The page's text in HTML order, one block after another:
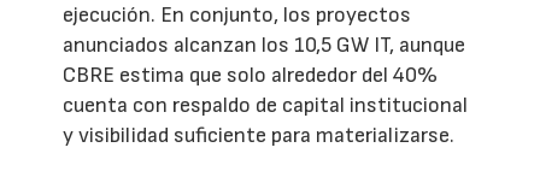
ejecución. En conjunto, los proyectos
anunciados alcanzan los 10,5 GW IT, aunque
CBRE estima que solo alrededor del 40%
cuenta con respaldo de capital institucional
y visibilidad suficiente para materializarse.